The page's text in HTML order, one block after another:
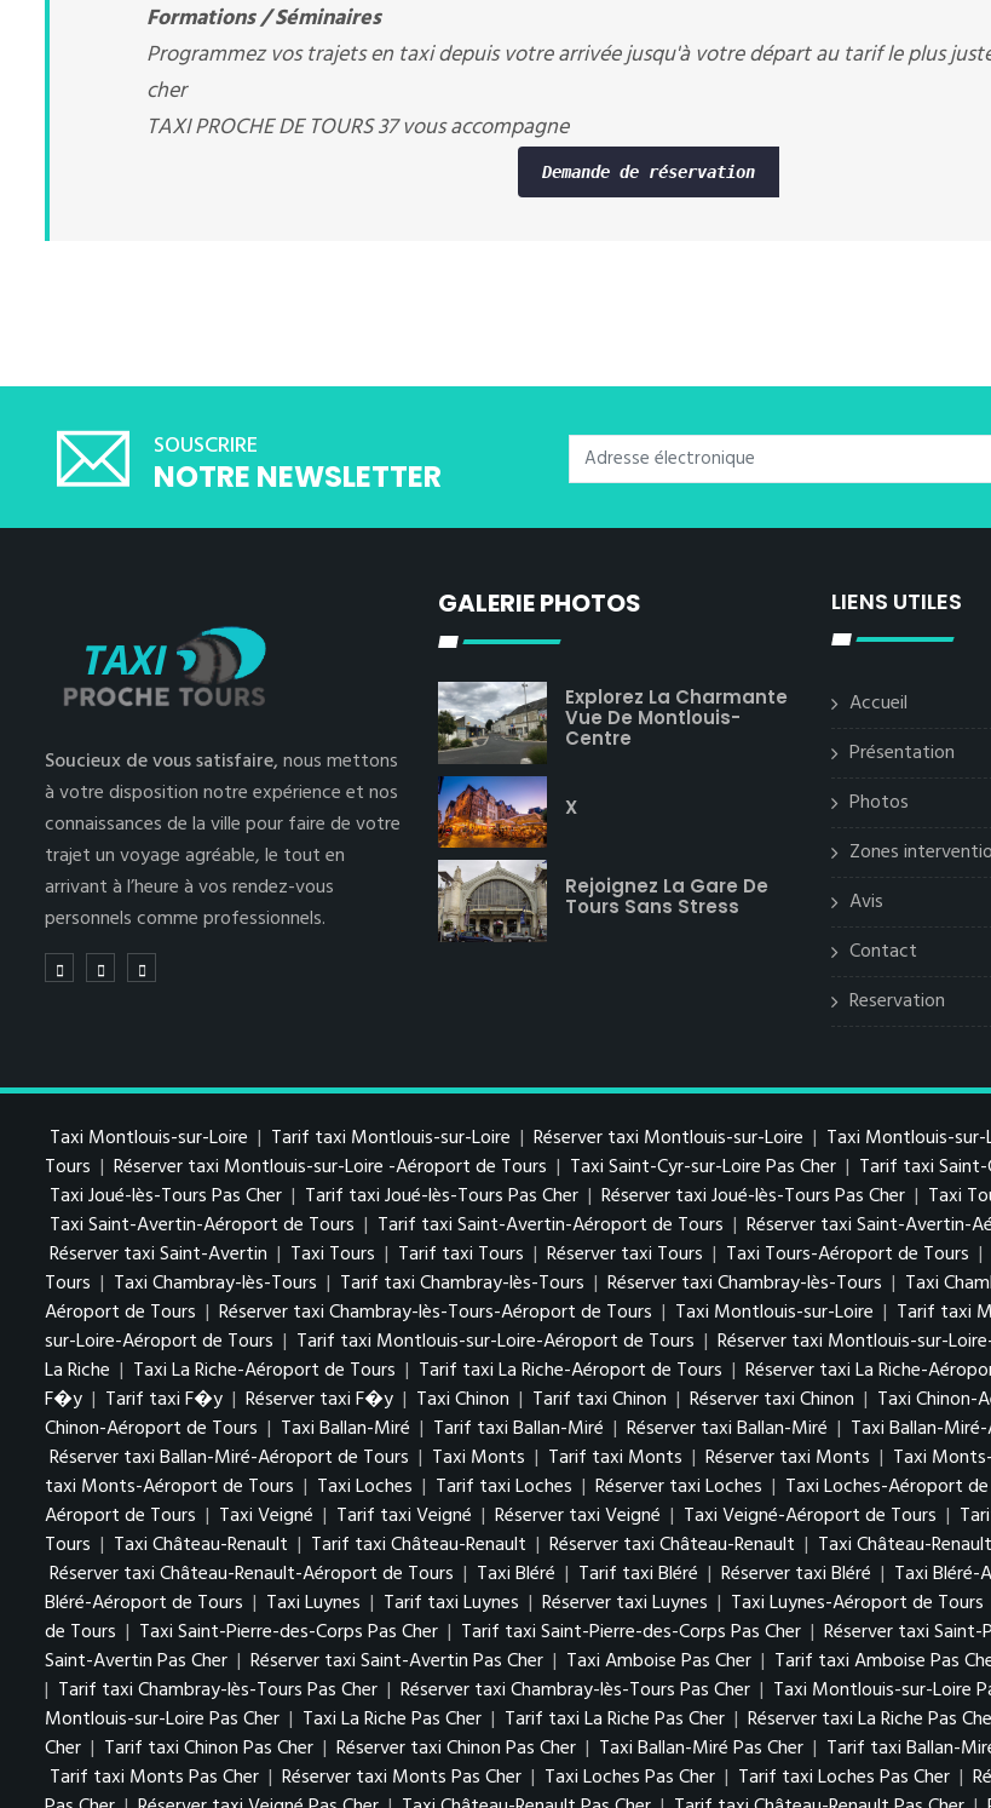
Formations / Séminaires
Programmez vos trajets en taxi depuis votre arrivée jusqu'à votre départ au tarif le plus
cher
TAXI PROCHE DE TOURS 37 vous accompagne
Demande de réservation
SOUSCRIRE
NOTRE NEWSLETTER
Soucieux de vous satisfaire,nous mettons
à votre disposition notre expérience et nos
connaissances de la ville pour faire de votre
trajet un voyage agréable, le tout en
arrivant à l’heure à vos rendez-vous
personnels comme professionnels.
GALERIE PHOTOS
Explorez La Charmante
Vue De Montlouis-
Centre
X
Rejoignez La Gare De
Tours Sans Stress
LIENS UTILES
Accueil
Présentation
Photos
Zones
Avis
Contact
Reservation
Taxi Montlouis-sur-Loire | Tarif taxi Montlouis-sur-Loire | Réserver taxi Montlouis-sur-Loire | Taxi Montlouis-
Tours | Réserver taxi Montlouis-sur-Loire -Aéroport de Tours | Taxi Saint-Cyr-sur-Loire Pas Cher | Tarif taxi Saint-
Taxi Joué-lès-Tours Pas Cher | Tarif taxi Joué-lès-Tours Pas Cher | Réserver taxi Joué-lès-Tours Pas Cher | Taxi
Taxi Saint-Avertin-Aéroport de Tours | Tarif taxi Saint-Avertin-Aéroport de Tours | Réserver taxi Saint-Avertin-
Réserver taxi Saint-Avertin | Taxi Tours | Tarif taxi Tours | Réserver taxi Tours | Taxi Tours-Aéroport de Tours |
Tours | Taxi Chambray-lès-Tours | Tarif taxi Chambray-lès-Tours | Réserver taxi Chambray-lès-Tours | Taxi
Aéroport de Tours | Réserver taxi Chambray-lès-Tours-Aéroport de Tours | Taxi Montlouis-sur-Loire | Tarif taxi
sur-Loire-Aéroport de Tours | Tarif taxi Montlouis-sur-Loire-Aéroport de Tours | Réserver taxi Montlouis-sur-
La Riche | Taxi La Riche-Aéroport de Tours | Tarif taxi La Riche-Aéroport de Tours | Réserver taxi La Riche-
F�y | Tarif taxi F�y | Réserver taxi F�y | Taxi Chinon | Tarif taxi Chinon | Réserver taxi Chinon | Taxi Chinon-
Chinon-Aéroport de Tours | Taxi Ballan-Miré | Tarif taxi Ballan-Miré | Réserver taxi Ballan-Miré | Taxi Ballan-
Réserver taxi Ballan-Miré-Aéroport de Tours | Taxi Monts | Tarif taxi Monts | Réserver taxi Monts | Taxi
taxi Monts-Aéroport de Tours | Taxi Loches | Tarif taxi Loches | Réserver taxi Loches | Taxi Loches-Aéroport
Aéroport de Tours | Taxi Veigné | Tarif taxi Veigné | Réserver taxi Veigné | Taxi Veigné-Aéroport de Tours |
Tours | Taxi Château-Renault | Tarif taxi Château-Renault | Réserver taxi Château-Renault | Taxi Château-
Réserver taxi Château-Renault-Aéroport de Tours | Taxi Bléré | Tarif taxi Bléré | Réserver taxi Bléré | Taxi Bléré-
Bléré-Aéroport de Tours | Taxi Luynes | Tarif taxi Luynes | Réserver taxi Luynes | Taxi Luynes-Aéroport de Tours
de Tours | Taxi Saint-Pierre-des-Corps Pas Cher | Tarif taxi Saint-Pierre-des-Corps Pas Cher | Réserver taxi Saint-
Saint-Avertin Pas Cher | Réserver taxi Saint-Avertin Pas Cher | Taxi Amboise Pas Cher | Tarif taxi Amboise Pas
| Tarif taxi Chambray-lès-Tours Pas Cher | Réserver taxi Chambray-lès-Tours Pas Cher | Taxi Montlouis-sur-Loire
Montlouis-sur-Loire Pas Cher | Taxi La Riche Pas Cher | Tarif taxi La Riche Pas Cher | Réserver taxi La Riche Pas
Cher | Tarif taxi Chinon Pas Cher | Réserver taxi Chinon Pas Cher | Taxi Ballan-Miré Pas Cher | Tarif taxi Ballan-
Tarif taxi Monts Pas Cher | Réserver taxi Monts Pas Cher | Taxi Loches Pas Cher | Tarif taxi Loches Pas Cher |